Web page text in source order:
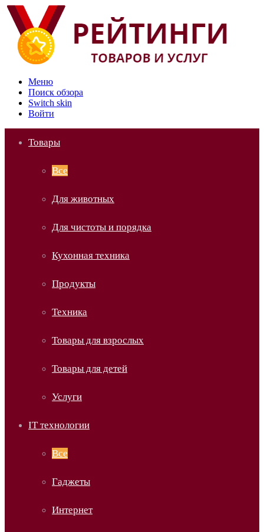
Меню
Поиск обзора
Switch skin
Войти
Товары
Все
Для животных
Для чистоты и порядка
Кухонная техника
Продукты
Техника
Товары для взрослых
Товары для детей
Услуги
IT технологии
Все
Гаджеты
Интернет